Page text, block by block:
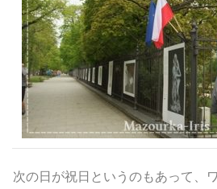
次の日が祝日というのもあって、